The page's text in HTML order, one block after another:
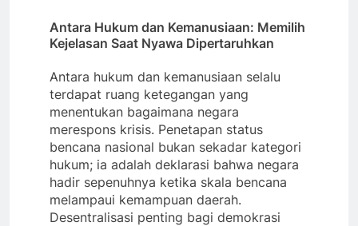
Antara Hukum dan Kemanusiaan: Memilih
Kejelasan Saat Nyawa Dipertaruhkan
Antara hukum dan kemanusiaan selalu
terdapat ruang ketegangan yang
menentukan bagaimana negara
merespons krisis. Penetapan status
bencana nasional bukan sekadar kategori
hukum; ia adalah deklarasi bahwa negara
hadir sepenuhnya ketika skala bencana
melampaui kemampuan daerah.
Desentralisasi penting bagi demokrasi